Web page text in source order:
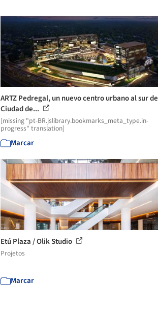
ARTZ Pedregal, un nuevo centro urbano al sur de
Ciudad de...
[missing "pt-BR.jslibrary.bookmarks_meta_type.in-
progress" translation]
Marcar
Etú Plaza / Olik Studio
Projetos
Marcar